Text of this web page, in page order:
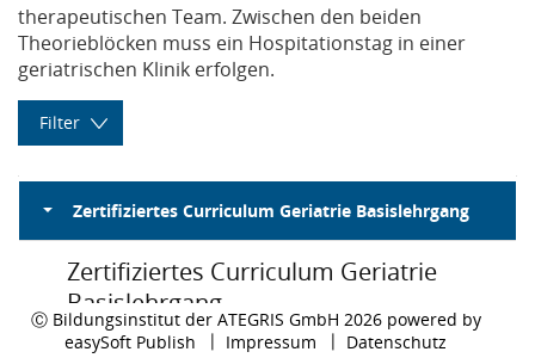
therapeutischen Team. Zwischen den beiden
Theorieblöcken muss ein Hospitationstag in einer
geriatrischen Klinik erfolgen.
Filter
Filter anwenden
Filter zurücksetzen
Zertifiziertes Curriculum Geriatrie Basislehrgang
Zertifiziertes Curriculum Geriatrie
Basislehrgang
26.04.2027 - 04.06.2027
Ⓒ Bildungsinstitut der ATEGRIS GmbH 2026 powered by
easySoft Publish
Impressum Datenschutz